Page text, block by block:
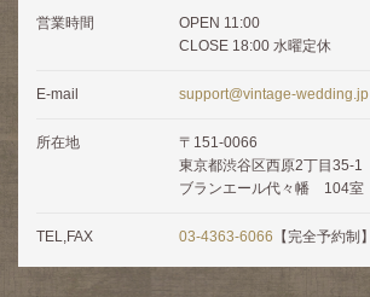
営業時間
OPEN 11:00
CLOSE 18:00 水曜定休
E-mail support@vintage-wedding.jp
所在地
〒151-0066
東京都渋谷区西原2丁目35-1
ブランエール代々幡 104室
TEL,FAX 03-4363-6066 【完全予約制】